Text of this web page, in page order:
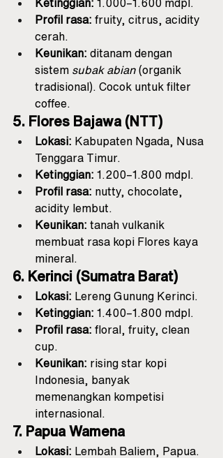
Ketinggian: 1.000–1.600 mdpl.
Profil rasa: fruity, citrus, acidity
cerah.
Keunikan: ditanam dengan
sistem subak abian (organik
tradisional). Cocok untuk filter
coffee.
5. Flores Bajawa (NTT)
Lokasi: Kabupaten Ngada, Nusa
Tenggara Timur.
Ketinggian: 1.200–1.800 mdpl.
Profil rasa: nutty, chocolate,
acidity lembut.
Keunikan: tanah vulkanik
membuat rasa kopi Flores kaya
mineral.
6. Kerinci (Sumatra Barat)
Lokasi: Lereng Gunung Kerinci.
Ketinggian: 1.400–1.800 mdpl.
Profil rasa: floral, fruity, clean
cup.
Keunikan: rising star kopi
Indonesia, banyak
memenangkan kompetisi
internasional.
7. Papua Wamena
Lokasi: Lembah Baliem, Papua.